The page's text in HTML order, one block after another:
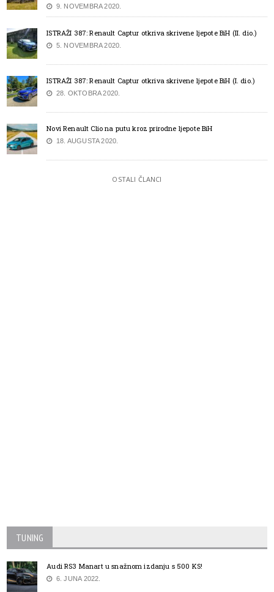
9. NOVEMBRA 2020.
ISTRAŽI 387: Renault Captur otkriva skrivene ljepote BiH (II. dio.)
5. NOVEMBRA 2020.
ISTRAŽI 387: Renault Captur otkriva skrivene ljepote BiH (I. dio.)
28. OKTOBRA 2020.
Novi Renault Clio na putu kroz prirodne ljepote BiH
18. AUGUSTA 2020.
OSTALI ČLANCI
TUNING
Audi RS3 Manart u snažnom izdanju s 500 KS!
6. JUNA 2022.